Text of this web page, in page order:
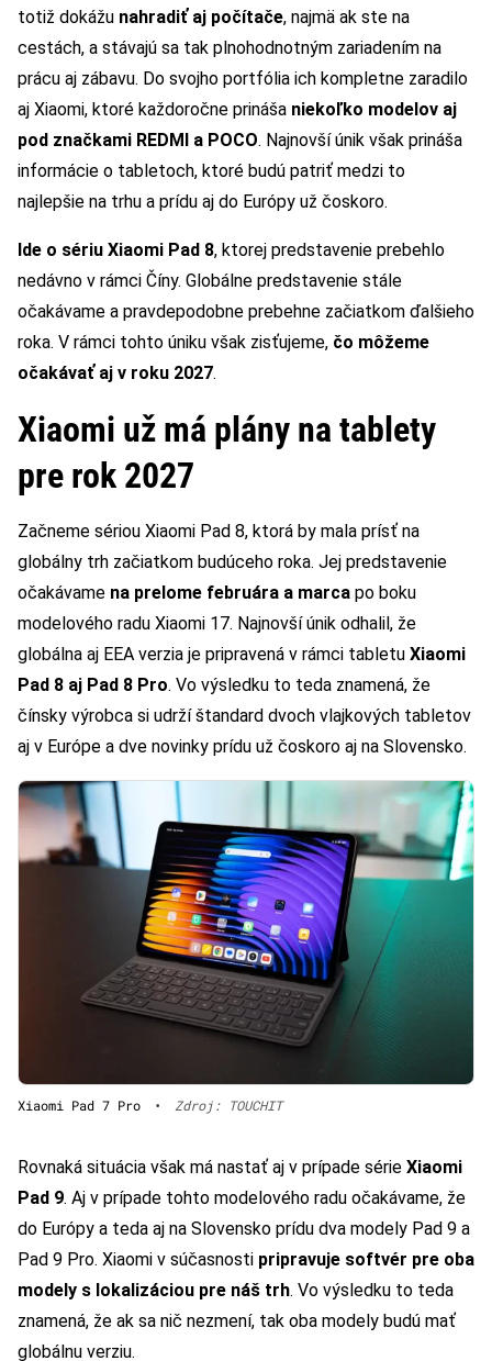
totiž dokážu nahradiť aj počítače, najmä ak ste na
cestách, a stávajú sa tak plnohodnotným zariadením na
prácu aj zábavu. Do svojho portfólia ich kompletne zaradilo
aj Xiaomi, ktoré každoročne prináša niekoľko modelov aj
pod značkami REDMI a POCO. Najnovší únik však prináša
informácie o tabletoch, ktoré budú patriť medzi to
najlepšie na trhu a prídu aj do Európy už čoskoro.
Ide o sériu Xiaomi Pad 8, ktorej predstavenie prebehlo
nedávno v rámci Číny. Globálne predstavenie stále
očakávame a pravdepodobne prebehne začiatkom ďalšieho
roka. V rámci tohto úniku však zisťujeme, čo môžeme
očakávať aj v roku 2027.
Xiaomi už má plány na tablety
pre rok 2027
Začneme sériou Xiaomi Pad 8, ktorá by mala prísť na
globálny trh začiatkom budúceho roka. Jej predstavenie
očakávame na prelome februára a marca po boku
modelového radu Xiaomi 17. Najnovší únik odhalil, že
globálna aj EEA verzia je pripravená v rámci tabletu Xiaomi
Pad 8 aj Pad 8 Pro. Vo výsledku to teda znamená, že
čínsky výrobca si udrží štandard dvoch vlajkových tabletov
aj v Európe a dve novinky prídu už čoskoro aj na Slovensko.
Xiaomi Pad 7 Pro • Zdroj: TOUCHIT
Rovnaká situácia však má nastať aj v prípade série Xiaomi
Pad 9. Aj v prípade tohto modelového radu očakávame, že
do Európy a teda aj na Slovensko prídu dva modely Pad 9 a
Pad 9 Pro. Xiaomi v súčasnosti pripravuje softvér pre oba
modely s lokalizáciou pre náš trh. Vo výsledku to teda
znamená, že ak sa nič nezmení, tak oba modely budú mať
globálnu verziu.